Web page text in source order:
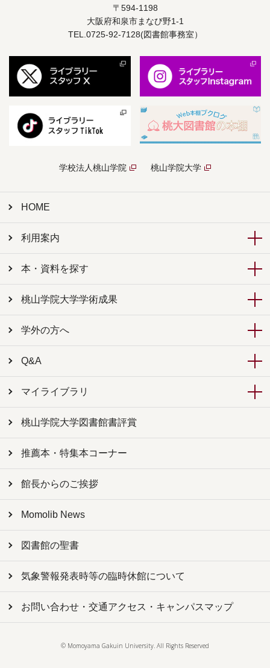
〒594-1198
大阪府和泉市まなび野1-1
TEL.0725-92-7128(図書館事務室）
学校法人桃山学院 桃山学院大学
HOME
利用案内
本・資料を探す
桃山学院大学学術成果
学外の方へ
Q&A
マイライブラリ
桃山学院大学図書館書評賞
推薦本・特集本コーナー
館長からのご挨拶
Momolib News
図書館の聖書
気象警報発表時等の臨時休館について
お問い合わせ・交通アクセス・キャンパスマップ
© Momoyama Gakuin University. All Rights Reserved